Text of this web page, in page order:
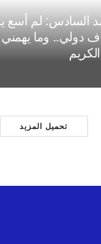
السادس: لم أسع
دولي.. وما يهمني
تحميل المزيد